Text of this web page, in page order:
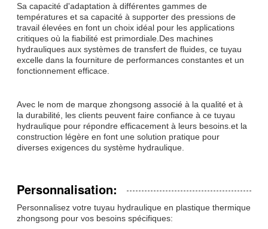
Sa capacité d'adaptation à différentes gammes de
températures et sa capacité à supporter des pressions de
travail élevées en font un choix idéal pour les applications
critiques où la fiabilité est primordiale.Des machines
hydrauliques aux systèmes de transfert de fluides, ce tuyau
excelle dans la fourniture de performances constantes et un
fonctionnement efficace.
Avec le nom de marque zhongsong associé à la qualité et à
la durabilité, les clients peuvent faire confiance à ce tuyau
hydraulique pour répondre efficacement à leurs besoins.et la
construction légère en font une solution pratique pour
diverses exigences du système hydraulique.
Personnalisation:
Personnalisez votre tuyau hydraulique en plastique thermique
zhongsong pour vos besoins spécifiques: